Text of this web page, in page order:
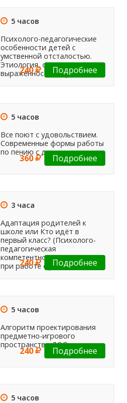
5 часов
Психолого-педагогические
особенности детей с
умственной отсталостью.
Этиология, степень
выраженности дефекта.
240 Подробнее
5 часов
Все поют с удовольствием.
Современные формы работы
по пению с дошкольниками.
360 Подробнее
3 часа
Адаптация родителей к
школе или Кто идёт в
первый класс? (Психолого-
педагогическая
компетентность педагога
при работе с родителями)
240 Подробнее
5 часов
Алгоритм проектирования
предметно-игрового
пространства ДОО
240 Подробнее
5 часов